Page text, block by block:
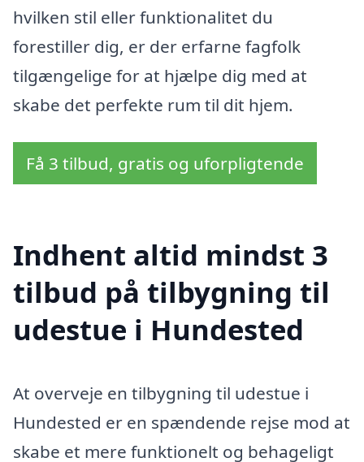
hvilken stil eller funktionalitet du
forestiller dig, er der erfarne fagfolk
tilgængelige for at hjælpe dig med at
skabe det perfekte rum til dit hjem.
Få 3 tilbud, gratis og uforpligtende
Indhent altid mindst 3
tilbud på tilbygning til
udestue i Hundested
At overveje en tilbygning til udestue i
Hundested er en spændende rejse mod at
skabe et mere funktionelt og behageligt